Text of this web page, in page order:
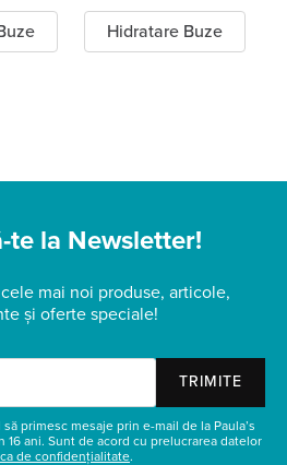
Hidratare Buze
te la Newsletter!
mai noi produse, articole,
și oferte speciale!
TRIMITE
primesc mesaje prin e-mail de la Paula’s
16 ani. Sunt de acord cu prelucrarea datelor
de confidențialitate.